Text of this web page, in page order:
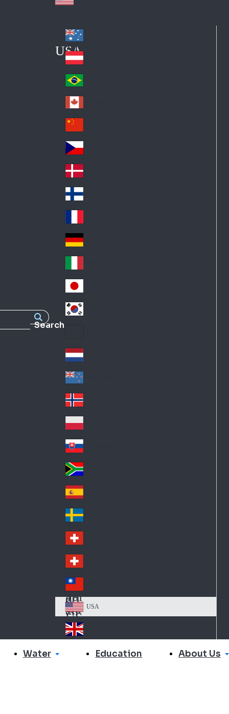
Search
USA
Au
str
ali
a
Au
stri
a
Br
azi
l
Ca
na
da
Ch
ina
Cz
ec
h
De
nm
ark
Fin
d
Fra
nc
e
Ge
an
y
Ital
y
Jap
an
Lat
in
A
me
ric
a
Ne
the
rla
nd
s
Ne
w
Ze
ala
nd
No
rw
ay
Pol
an
d
Slo
va
kia
So
uth
Af
ric
a
Sp
ain
Sw
ed
en
Sw
itz
erl
an
d
Sw
itz
erl
an
d
Tai
wa
n
US
A
USA
Un
Water Education About Us